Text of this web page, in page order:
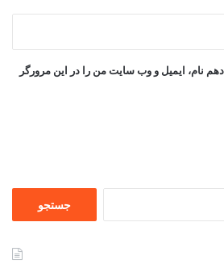
نام، ایمیل و وب سایت من را در این مرورگر